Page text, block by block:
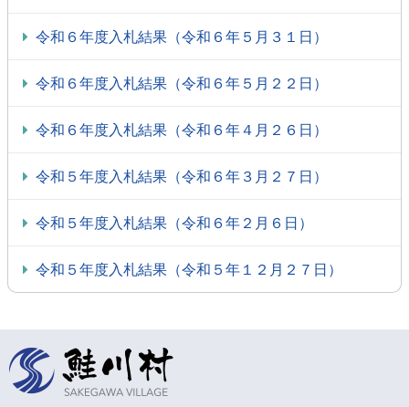
令和６年度入札結果（令和６年５月３１日）
令和６年度入札結果（令和６年５月２２日）
令和６年度入札結果（令和６年４月２６日）
令和５年度入札結果（令和６年３月２７日）
令和５年度入札結果（令和６年２月６日）
令和５年度入札結果（令和５年１２月２７日）